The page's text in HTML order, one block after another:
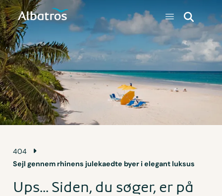
404
Sejl gennem rhinens julekaedte byer i elegant luksus
Ups... Siden, du søger, er på